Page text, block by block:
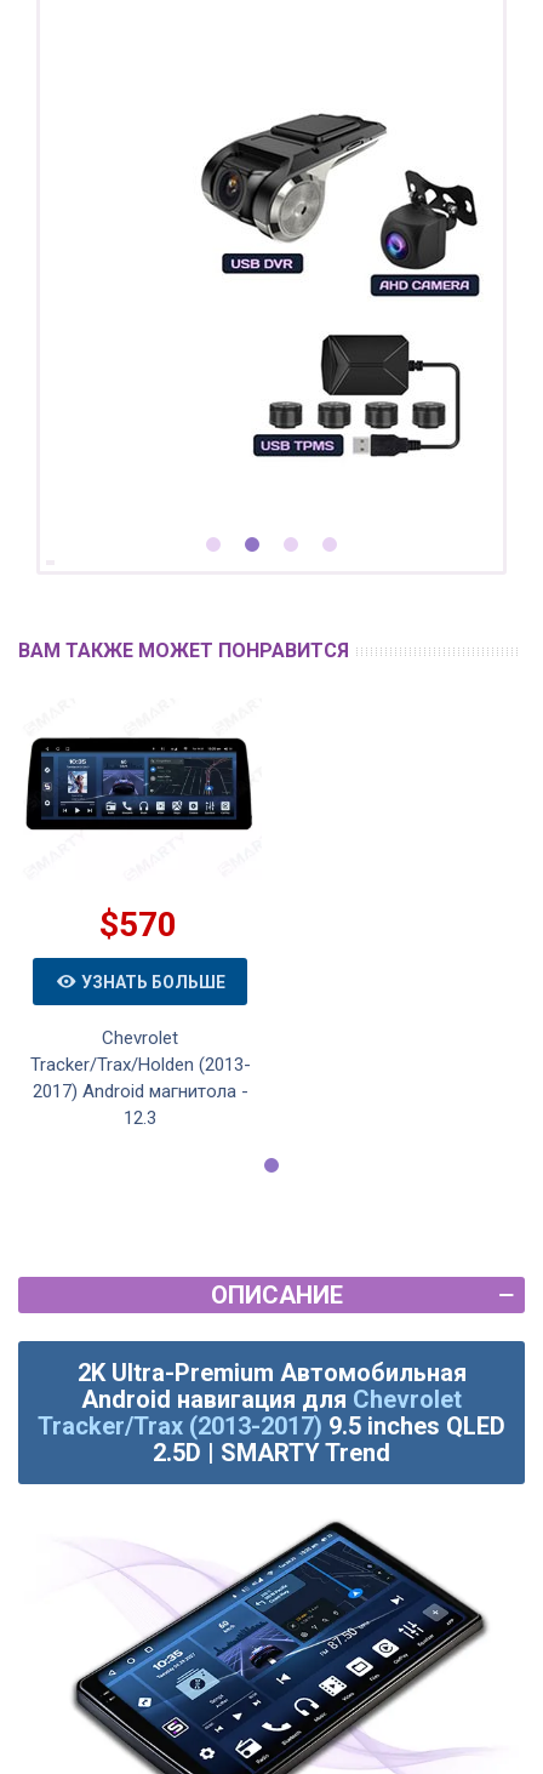
ВАМ ТАКЖЕ МОЖЕТ ПОНРАВИТСЯ
$570
УЗНАТЬ БОЛЬШЕ
Chevrolet
Tracker/Trax/Holden (2013-
2017) Android магнитола -
12.3
ОПИСАНИЕ
2K Ultra-Premium Автомобильная
Android навигация для Chevrolet
Tracker/Trax (2013-2017) 9.5 inches QLED
2.5D | SMARTY Trend